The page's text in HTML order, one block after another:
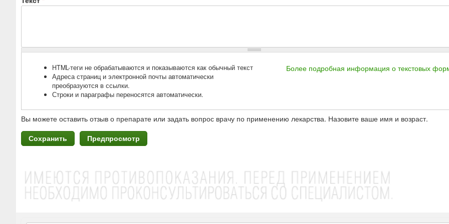
Более подробная информация о текстовых
HTML-теги не обрабатываются и показываются как обычный текст
Адреса страниц и электронной почты автоматически
преобразуются в ссылки.
Строки и параграфы переносятся автоматически.
Вы можете оставить отзыв о препарате или задать вопрос врачу по применению лекарства. Назовите ваше имя и возраст.